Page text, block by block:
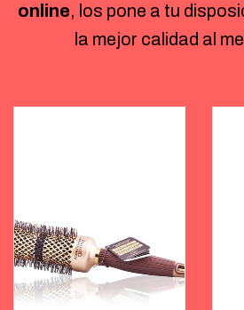
online, los pone a tu
la mejor calidad al